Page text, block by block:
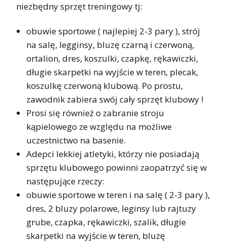
niezbędny sprzęt treningowy tj:
obuwie sportowe ( najlepiej 2-3 pary ), strój
na salę, legginsy, bluzę czarną i czerwoną,
ortalion, dres, koszulki, czapkę, rękawiczki,
długie skarpetki na wyjście w teren, plecak,
koszulkę czerwoną klubową. Po prostu,
zawodnik zabiera swój cały sprzęt klubowy !
Prosi się również o zabranie stroju
kąpielowego ze względu na możliwe
uczestnictwo na basenie.
Adepci lekkiej atletyki, którzy nie posiadają
sprzętu klubowego powinni zaopatrzyć się w
następujące rzeczy:
obuwie sportowe w teren i na salę ( 2-3 pary ),
dres, 2 bluzy polarowe, leginsy lub rajtuzy
grube, czapka, rękawiczki, szalik, długie
skarpetki na wyjście w teren, bluzę